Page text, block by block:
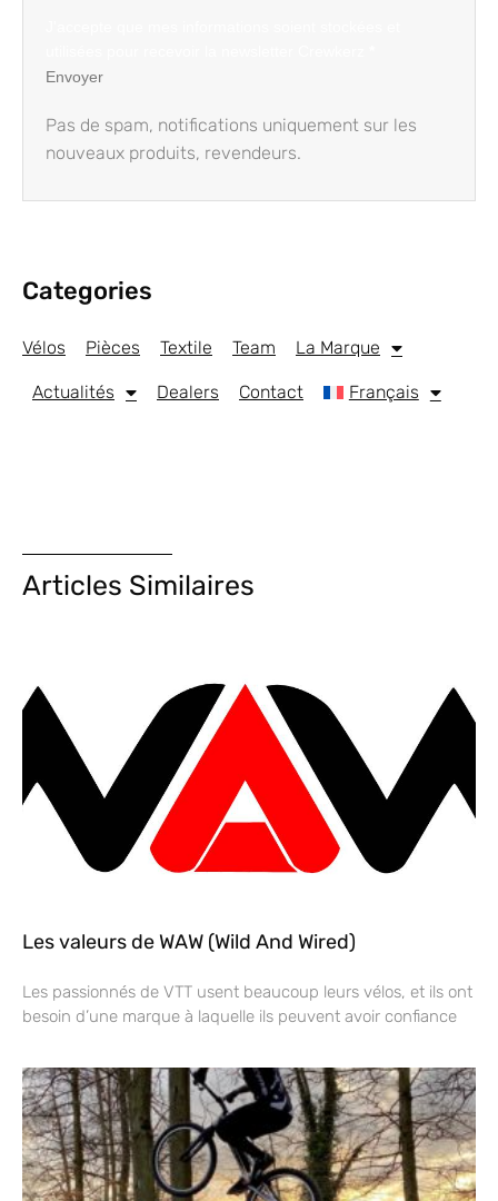
Envoyer
Pas de spam, notifications uniquement sur les
nouveaux produits, revendeurs.
Categories
Vélos Pièces Textile Team La Marque
Actualités Dealers Contact Français
Articles Similaires
Les valeurs de WAW (Wild And Wired)
Les passionnés de VTT usent beaucoup leurs vélos, et ils ont
besoin d’une marque à laquelle ils peuvent avoir confiance